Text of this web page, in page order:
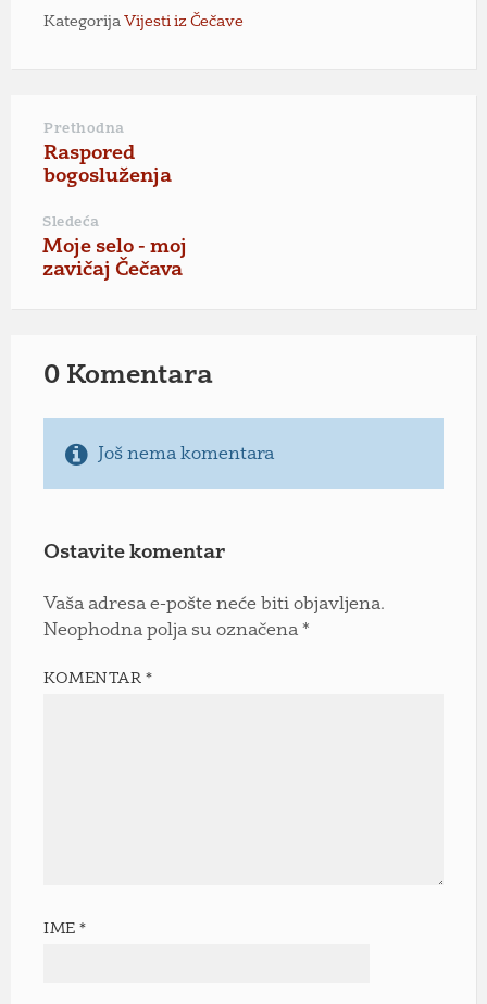
Kategorija Vijesti iz Čečave
Prethodna
Raspored
bogosluženja
Sledeća
Moje selo - moj
zavičaj Čečava
0 Komentara
Još nema komentara
Ostavite komentar
Vaša adresa e-pošte neće biti objavljena.
Neophodna polja su označena *
KOMENTAR*
IME*